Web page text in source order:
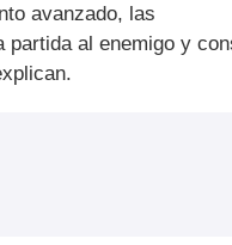
avanzado, las
partida al enemigo y